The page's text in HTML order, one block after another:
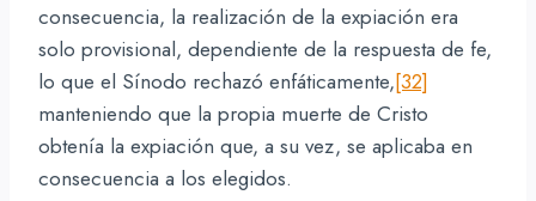
consecuencia, la realización de la expiación era
solo provisional, dependiente de la respuesta de fe,
lo que el Sínodo rechazó enfáticamente,[32]
manteniendo que la propia muerte de Cristo
obtenía la expiación que, a su vez, se aplicaba en
consecuencia a los elegidos.